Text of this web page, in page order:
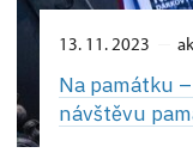
13. 11. 2023
Na památku
návštěvu